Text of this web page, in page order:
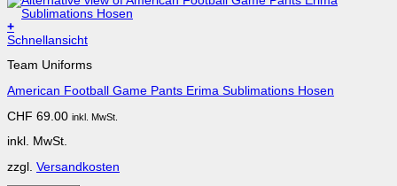
+
Dieses
weist
Varianten
Die
können
der
Schnellansicht
Team Uniforms
American Football Game Pants Erima Sublimations Hosen
CHF 69.00 inkl. MwSt.
inkl. MwSt.
zzgl. Versandkosten